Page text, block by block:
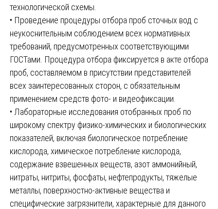
технологической схемы.
• Проведение процедуры отбора проб сточных вод с
неукоснительным соблюдением всех нормативных
требований, предусмотренных соответствующими
ГОСТами. Процедура отбора фиксируется в акте отбора
проб, составляемом в присутствии представителей
всех заинтересованных сторон, с обязательным
применением средств фото- и видеофиксации.
• Лабораторные исследования отобранных проб по
широкому спектру физико-химических и биологических
показателей, включая биологическое потребление
кислорода, химическое потребление кислорода,
содержание взвешенных веществ, азот аммонийный,
нитраты, нитриты, фосфаты, нефтепродукты, тяжелые
металлы, поверхностно-активные вещества и
специфические загрязнители, характерные для данного